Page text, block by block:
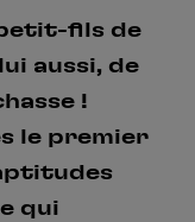
petit-fils de
aussi, de
!
le premier
qui